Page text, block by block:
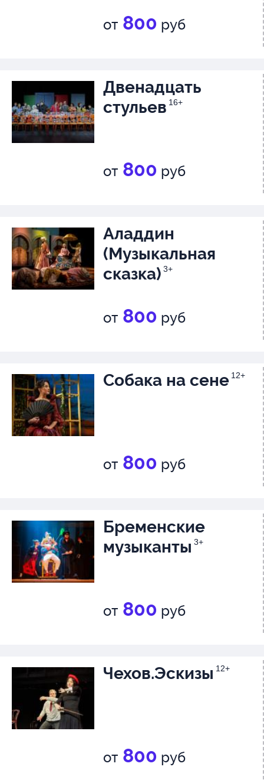
от 800 руб
Двенадцать
стульев 16+
от 800 руб
Аладдин
(Музыкальная
сказка) 3+
от 800 руб
Собака на сене 12+
от 800 руб
Бременские
музыканты 3+
от 800 руб
Чехов.Эскизы 12+
от 800 руб